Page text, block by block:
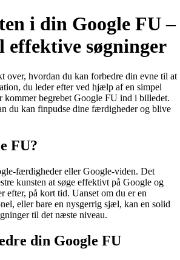
i din Google FU –
effektive søgninger
over, hvordan du kan forbedre din evne til at
du leder efter ved hjælp af en simpel
kommer begrebet Google FU ind i billedet.
du kan finpudse dine færdigheder og blive
FU?
færdigheder eller Google-viden. Det
kunsten at søge effektivt på Google og
efter, på kort tid. Uanset om du er en
eller bare en nysgerrig sjæl, kan en solid
til det næste niveau.
din Google FU